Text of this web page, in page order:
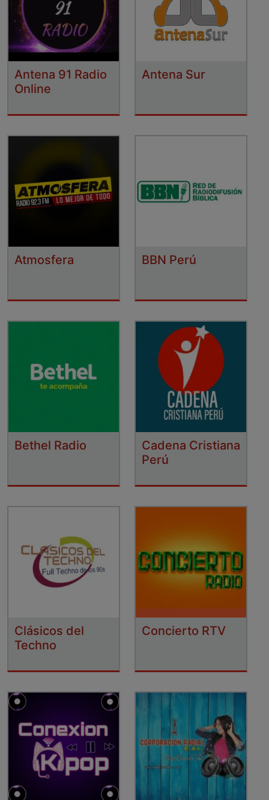
Antena 91 Radio
Online
Antena Sur
Atmosfera BBN Perú
Bethel Radio
Cadena Cristiana
Perú
Clásicos del
Techno
Concierto RTV